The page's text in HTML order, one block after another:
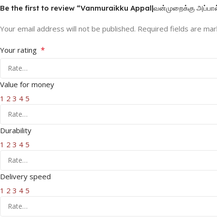
Be the first to review “Vanmuraikku Appal|வன்முறைக்கு
Your email address will not be published. Required fields are
Your rating *
Value for money
1 2 3 4 5
Durability
1 2 3 4 5
Delivery speed
1 2 3 4 5